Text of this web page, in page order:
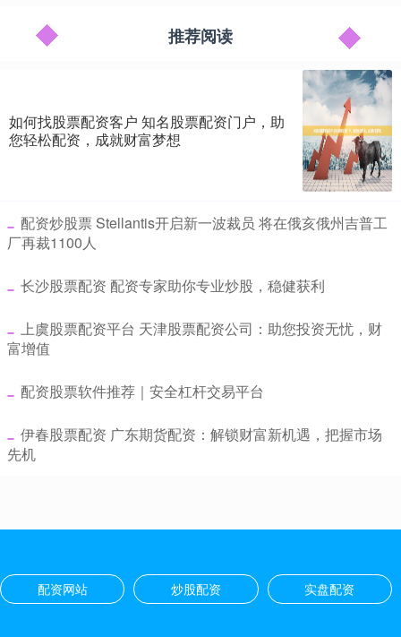
推荐阅读
如何找股票配资客户 知名股票配资门户，助
您轻松配资，成就财富梦想
​配资炒股票 Stellantis开启新一波裁员 将在俄亥俄州吉普工
厂再裁1100人
​长沙股票配资 配资专家助你专业炒股，稳健获利
​上虞股票配资平台 天津股票配资公司：助您投资无忧，财
富增值
​配资股票软件推荐｜安全杠杆交易平台
​伊春股票配资 广东期货配资：解锁财富新机遇，把握市场
先机
配资网站 炒股配资 实盘配资